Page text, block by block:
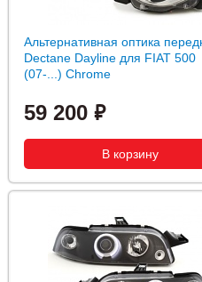
Альтернативная оптика
Dectane Dayline для FIAT 500
(07-...) Chrome
59 200